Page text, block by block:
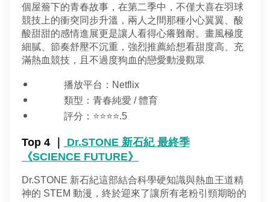
個屋簷下的青春故事，在第二季中，不僅大喜在羽球
競技上的衝突同步升溫，兩人之間那種小心翼翼、酸
酸甜甜的感情進展更是讓人看得心癢難耐。畫風極度
細膩、節奏舒壓不沉重，強烈推薦給想看甜度高、充
滿熱血競技，且不過度狗血的戀愛動漫觀眾
播放平台：Netflix
類型：青春純愛 / 體育
評分：⭐⭐⭐⭐.5
Top 4 ｜
Dr.STONE 新石紀 最終季
《SCIENCE FUTURE》
Dr.STONE 新石紀這部結合科學硬知識與熱血王道精
神的 STEM 動漫，終於迎來了讓所有老粉引頸期盼的